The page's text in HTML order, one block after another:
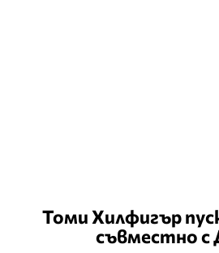
Томи Хилфигър
съвместно с